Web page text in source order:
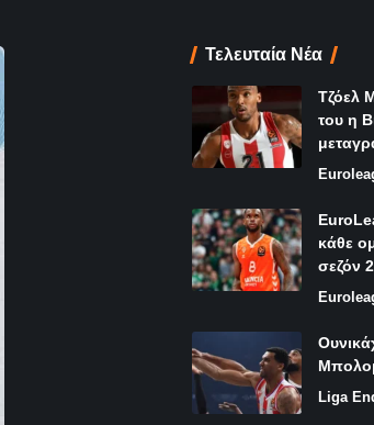
Τελευταία Νέα
Τζόελ
του η
κάθε
σεζόν
Liga